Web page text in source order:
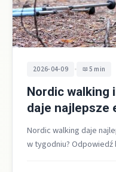
2026-04-09 • 5 min
Nordic walking
daje najlepsze
Nordic walking daje
w tygodniu? Odpowiedź